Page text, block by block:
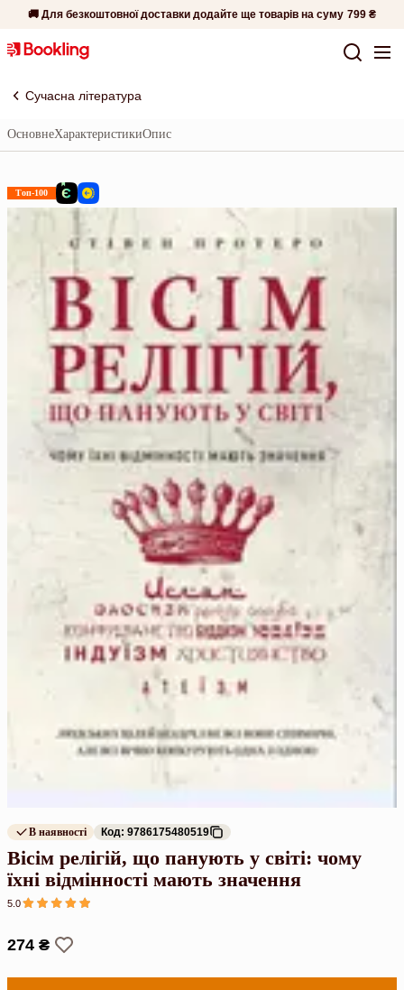
🚚 Для безкоштовної доставки додайте ще товарів на суму 799 ₴
Сучасна література
ОсновнеХарактеристикиОпис
Топ-100
В наявності Код: 9786175480519
Вісім релігій, що панують у світі: чому
їхні відмінності мають значення
5.0
274 ₴